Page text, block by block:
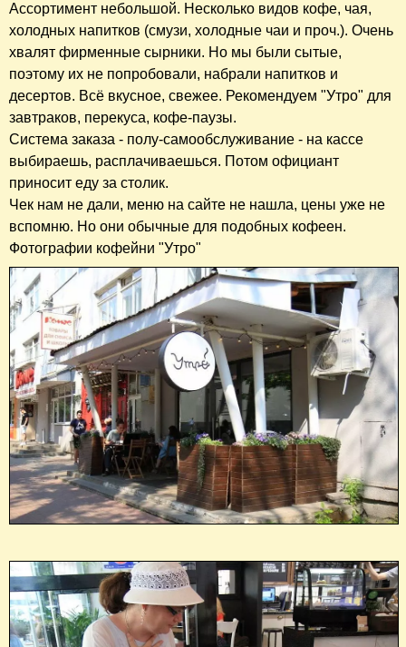
Ассортимент небольшой. Несколько видов кофе, чая,
холодных напитков (смузи, холодные чаи и проч.). Очень
хвалят фирменные сырники. Но мы были сытые,
поэтому их не попробовали, набрали напитков и
десертов. Всё вкусное, свежее. Рекомендуем "Утро" для
завтраков, перекуса, кофе-паузы.
Система заказа - полу-самообслуживание - на кассе
выбираешь, расплачиваешься. Потом официант
приносит еду за столик.
Чек нам не дали, меню на сайте не нашла, цены уже не
вспомню. Но они обычные для подобных кофеен.
Фотографии кофейни "Утро"